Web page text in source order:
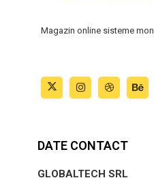
Magazin online sisteme
DATE CONTACT
GLOBALTECH SRL